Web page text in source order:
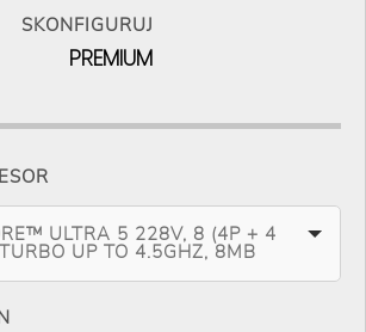
SKONFIGURUJ
PREMIUM
ULTRA 5 228V, 8 (4P + 4
UP TO 4.5GHZ, 8MB